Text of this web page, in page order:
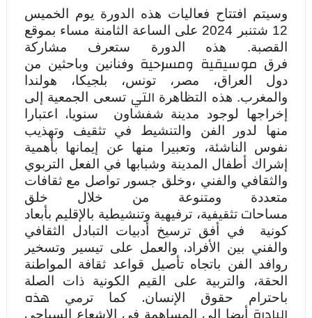
وسيتم افتتاح فعاليات هذه الدورة يوم الخميس
12 شتنبر 2024 على الساعة الثامنة مساء بموقع
القصبة. هذه الدورة ستعرف مشاركة
فرق موسيقية ومسرحية وفنانين وباحثين من
دول العراق، مصر، تونس، بلجيكا، هولندا
والمغرب. هذه التظاهرة التي تسعى الجمعية إلى
إخراجها لوجود مدينة شفشاون سنويا،
اعتبارا
منها لدور الفن والتنشيط في تثقيف وتهذيب
نفوس الناشئة،
وتعبيرا منها عن إيمانها بأهمية
إشراك أطفال المدينة وشبابها في الفعل التربوي
والثقافي والفني ،وخلق جسور تواصل مع ثقافات
متعددة ومتنوعة من خلال خلق
مساحات تثقيفية، ترفيهية وتنشيطية بالإقليم بأبعاد
كونية في أفق ترسيخ أدبيات التبادل الثقافي
والفني بين الأفراد، والعمل على تيسير وتسخير
روافد الفن باتجاه تأصيل قواعد ثقافة المواطنة
الحقة، والتربية على القيم الكونية ذات الصلة
باحترام حقوق الإنسان. كما ترمي هذه
أيضا إلى المساهمة في الإشعاع السياحي